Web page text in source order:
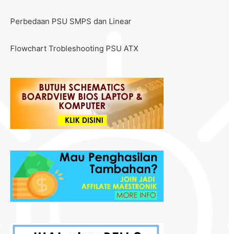
Perbedaan PSU SMPS dan Linear
Flowchart Trobleshooting PSU ATX